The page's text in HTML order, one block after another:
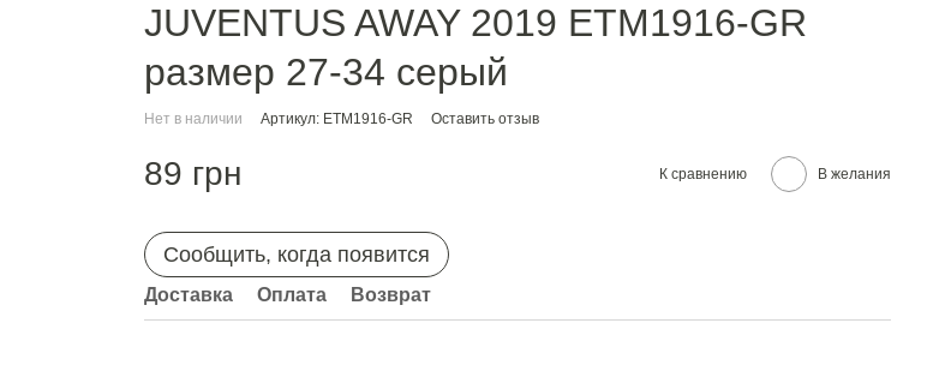
JUVENTUS AWAY 2019 ETM1916-GR
размер 27-34 серый
Нет в наличии Артикул: ETM1916-GR Оставить отзыв
89 грн К сравнению В желания
Сообщить, когда появится
Доставка Оплата Возврат